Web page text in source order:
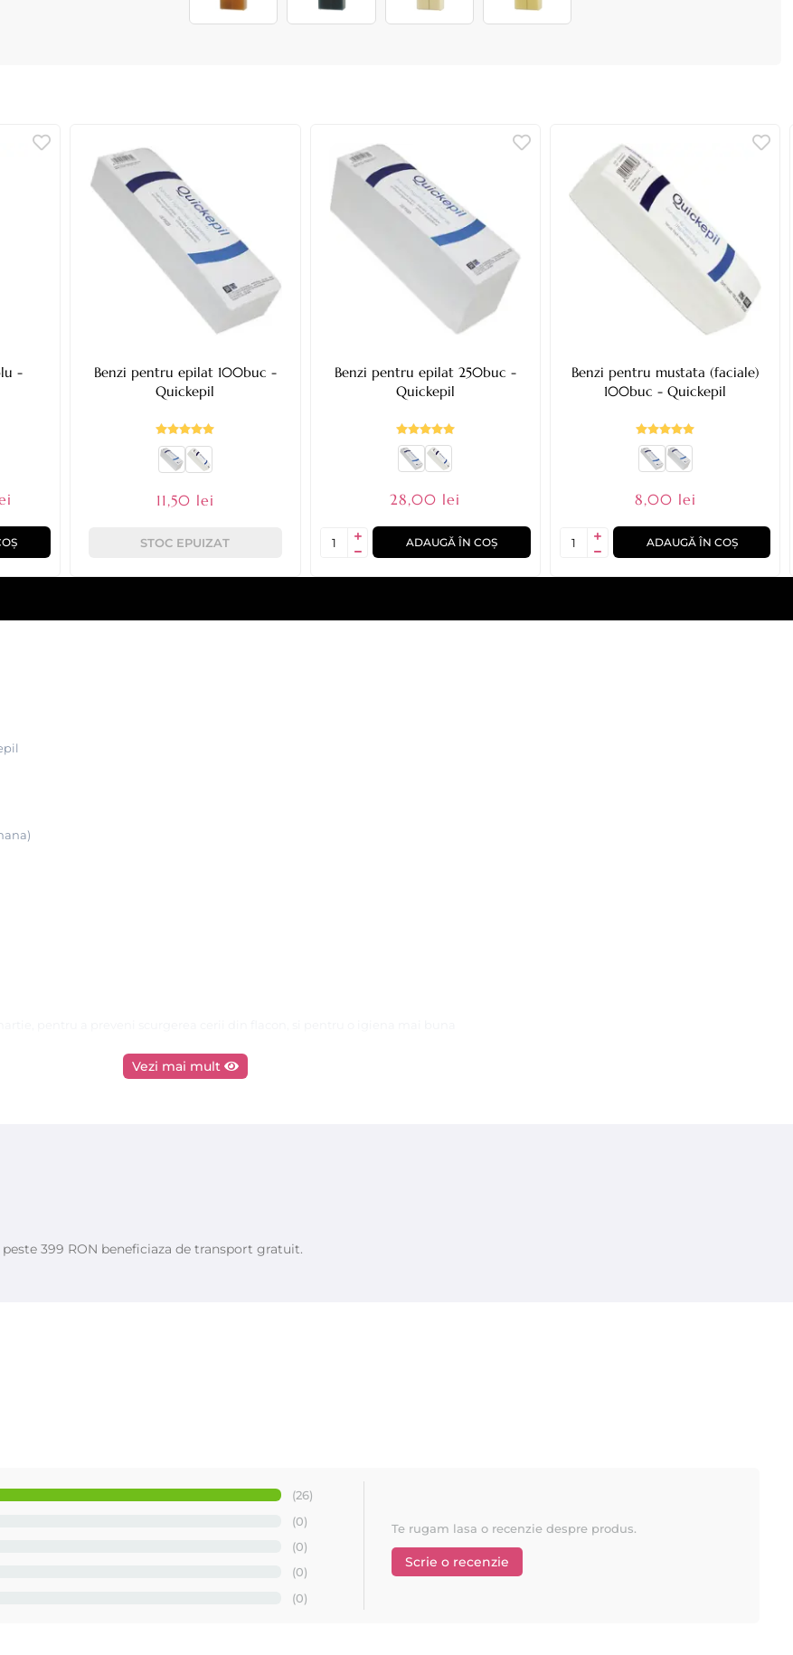
-
Benzi pentru epilat 100buc -
Quickepil
11,50 lei
STOC EPUIZAT
Benzi pentru epilat 250buc -
Quickepil
28,00 lei
ADAUGĂ ÎN COȘ
Benzi pentru mustata (faciale)
100buc - Quickepil
8,00 lei
ADAUGĂ ÎN COȘ
urile disponibile la noi pe site despre MAYSTAR si Quickepil !
- Quickepil
Vezi mai mult
399 RON beneficiaza de transport gratuit.
(26)
(0)
(0)
(0)
(0)
Te rugam lasa o recenzie despre produs.
Scrie o recenzie